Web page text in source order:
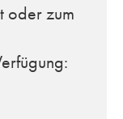
oder zum